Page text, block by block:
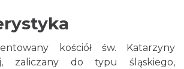
kościół św. Katarzyny
zaliczany do typu śląskiego,